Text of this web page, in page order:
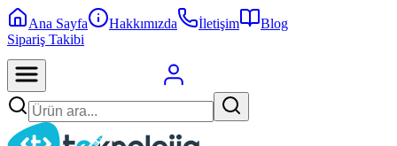
Ana Sayfa Hakkımızda İletişim
Blog
Sipariş Takibi